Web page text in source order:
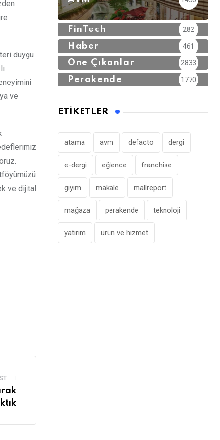
duygu
ve
ve dijital
FinTech 282
Haber 461
Öne Çıkanlar 2833
Perakende 1770
ETIKETLER
atama avm defacto dergi
e-dergi eğlence franchise
giyim makale mallreport
mağaza perakende teknoloji
yatırım ürün ve hizmet